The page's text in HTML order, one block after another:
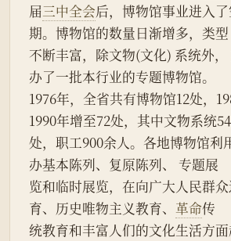
届三中全会后，博物馆事业进入
期。博物馆的数量日渐增多，类型
不断丰富，除文物(文化) 系统外
办了一批本行业的专题博物馆。
1976年，全省共有博物馆12处，
1990年增至72处，其中文物系统54
处，职工900余人。各地博物馆利
办基本陈列、复原陈列、 专题展
览和临时展览，在向广大人民群
育、历史唯物主义教育、 革命传
统教育和丰富人们的文化生活方